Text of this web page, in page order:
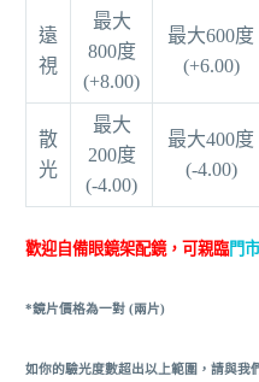
遠
視
最大
800度
(+8.00)
最大600度
(+6.00)
散
光
最大
200度
(-4.00)
最大400度
(-4.00)
歡迎自備眼鏡架配鏡，可親臨門市
*鏡片價格為一對 (兩片)
如你的驗光度數超出以上範圍，請與我